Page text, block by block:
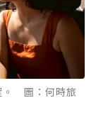
。 圖：何時旅